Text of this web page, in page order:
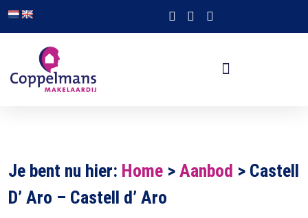
Je bent nu hier: Home > Aanbod > Castell
D’ Aro – Castell d’ Aro